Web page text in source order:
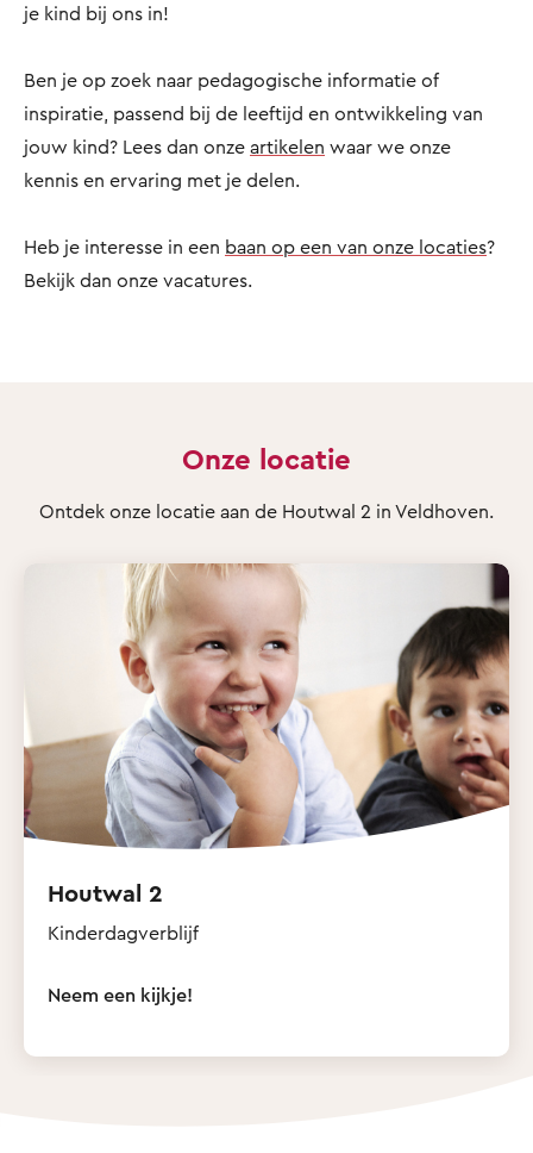
je kind bij ons in!
Ben je op zoek naar pedagogische informatie of
inspiratie, passend bij de leeftijd en ontwikkeling van
jouw kind? Lees dan onze artikelen waar we onze
kennis en ervaring met je delen.
Heb je interesse in een baan op een van onze locaties?
Bekijk dan onze vacatures.
Onze locatie
Ontdek onze locatie aan de Houtwal 2 in Veldhoven.
Houtwal 2
Kinderdagverblijf
Neem een kijkje!